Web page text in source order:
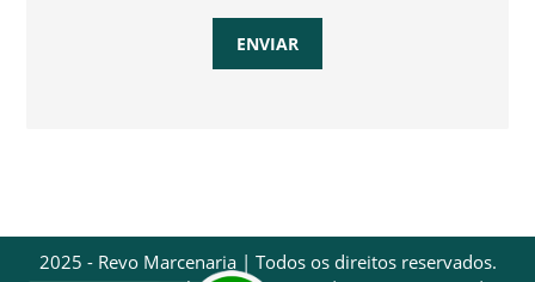
2025 - Revo Marcenaria | Todos os direitos reservados.